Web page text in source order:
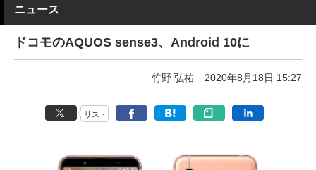
ニュース
ドコモのAQUOS sense3、Android 10に
竹野 弘祐 2020年8月18日 15:27
リスト